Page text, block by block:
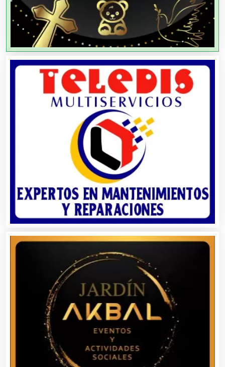
Agua Purificada
Aire Acondicionado
Alarmas
Alimentos
Alquiler de Autos
Alquiler de Equipos para Fiestas
Alquiler de Sillas y Mesas
Alquiler de Trajes de Etiqueta
Alta Costura